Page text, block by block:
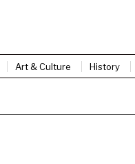
Art & Culture History